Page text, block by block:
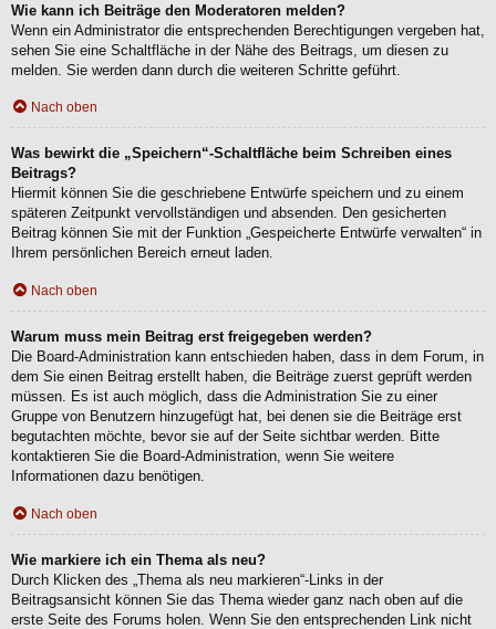
Wie kann ich Beiträge den Moderatoren melden?
Wenn ein Administrator die entsprechenden Berechtigungen vergeben hat,
sehen Sie eine Schaltfläche in der Nähe des Beitrags, um diesen zu
melden. Sie werden dann durch die weiteren Schritte geführt.
Nach oben
Was bewirkt die „Speichern“-Schaltfläche beim Schreiben eines
Beitrags?
Hiermit können Sie die geschriebene Entwürfe speichern und zu einem
späteren Zeitpunkt vervollständigen und absenden. Den gesicherten
Beitrag können Sie mit der Funktion „Gespeicherte Entwürfe verwalten“ in
Ihrem persönlichen Bereich erneut laden.
Nach oben
Warum muss mein Beitrag erst freigegeben werden?
Die Board-Administration kann entschieden haben, dass in dem Forum, in
dem Sie einen Beitrag erstellt haben, die Beiträge zuerst geprüft werden
müssen. Es ist auch möglich, dass die Administration Sie zu einer
Gruppe von Benutzern hinzugefügt hat, bei denen sie die Beiträge erst
begutachten möchte, bevor sie auf der Seite sichtbar werden. Bitte
kontaktieren Sie die Board-Administration, wenn Sie weitere
Informationen dazu benötigen.
Nach oben
Wie markiere ich ein Thema als neu?
Durch Klicken des „Thema als neu markieren“-Links in der
Beitragsansicht können Sie das Thema wieder ganz nach oben auf die
erste Seite des Forums holen. Wenn Sie den entsprechenden Link nicht